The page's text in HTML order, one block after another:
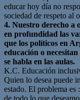
educar hoy día no
sociedad de respeto al
4. Nuestro derecho a
en profundidad las
que los políticos en
educación o
se habla en las aulas.
K.C. Educación
Quien lo desea puede
estado. El problema es
de todo lo que